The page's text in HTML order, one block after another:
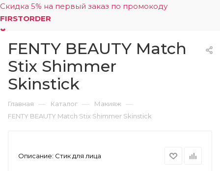
Скидка 5% на первый заказ по промокоду
FIRSTORDER
0
FENTY BEAUTY Match
Stix Shimmer
Skinstick
Главная — Каталог — Макияж —
FENTY BEAUTY Match Stix Shimmer Skinstick
Описание: Стик для лица